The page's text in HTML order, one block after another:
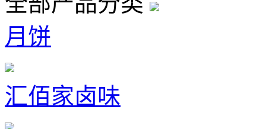
月饼
汇佰家卤味